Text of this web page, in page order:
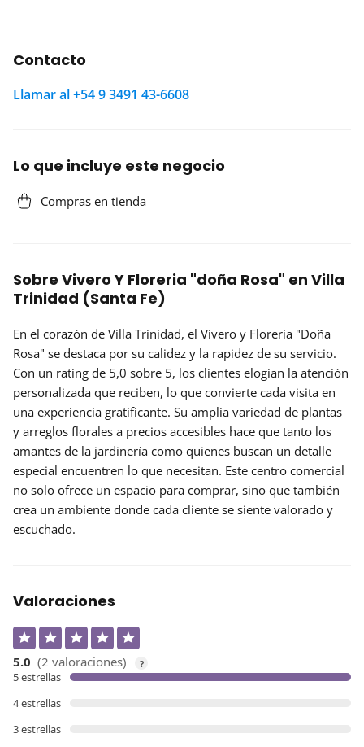
Contacto
Llamar al +54 9 3491 43-6608
Lo que incluye este negocio
Compras en tienda
Sobre Vivero Y Floreria "doña Rosa" en Villa
Trinidad (Santa Fe)
En el corazón de Villa Trinidad, el Vivero y Florería "Doña
Rosa" se destaca por su calidez y la rapidez de su servicio.
Con un rating de 5,0 sobre 5, los clientes elogian la atención
personalizada que reciben, lo que convierte cada visita en
una experiencia gratificante. Su amplia variedad de plantas
y arreglos florales a precios accesibles hace que tanto los
amantes de la jardinería como quienes buscan un detalle
especial encuentren lo que necesitan. Este centro comercial
no solo ofrece un espacio para comprar, sino que también
crea un ambiente donde cada cliente se siente valorado y
escuchado.
Valoraciones
5.0 (2 valoraciones) ?
5 estrellas
4 estrellas
3 estrellas